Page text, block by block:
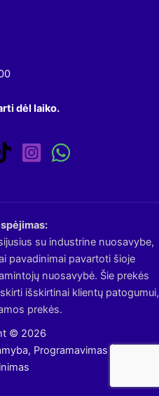
dėl laiko.
su industrine nuosavybe,
pavadinimai pavartoti šioje
nuosavybė. Šie prekės
išskirtinai klientų patogumui,
prekės.
© 2026
Programavimas | Avarinis